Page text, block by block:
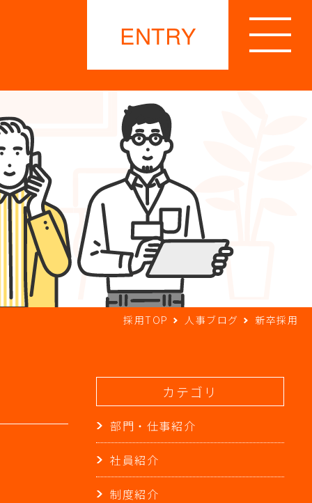
ENTRY
採用TOP 人事ブログ 新卒採用
カテゴリ
部門・仕事紹介
社員紹介
制度紹介